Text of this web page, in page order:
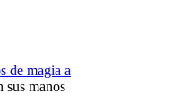
de magia a
sus manos